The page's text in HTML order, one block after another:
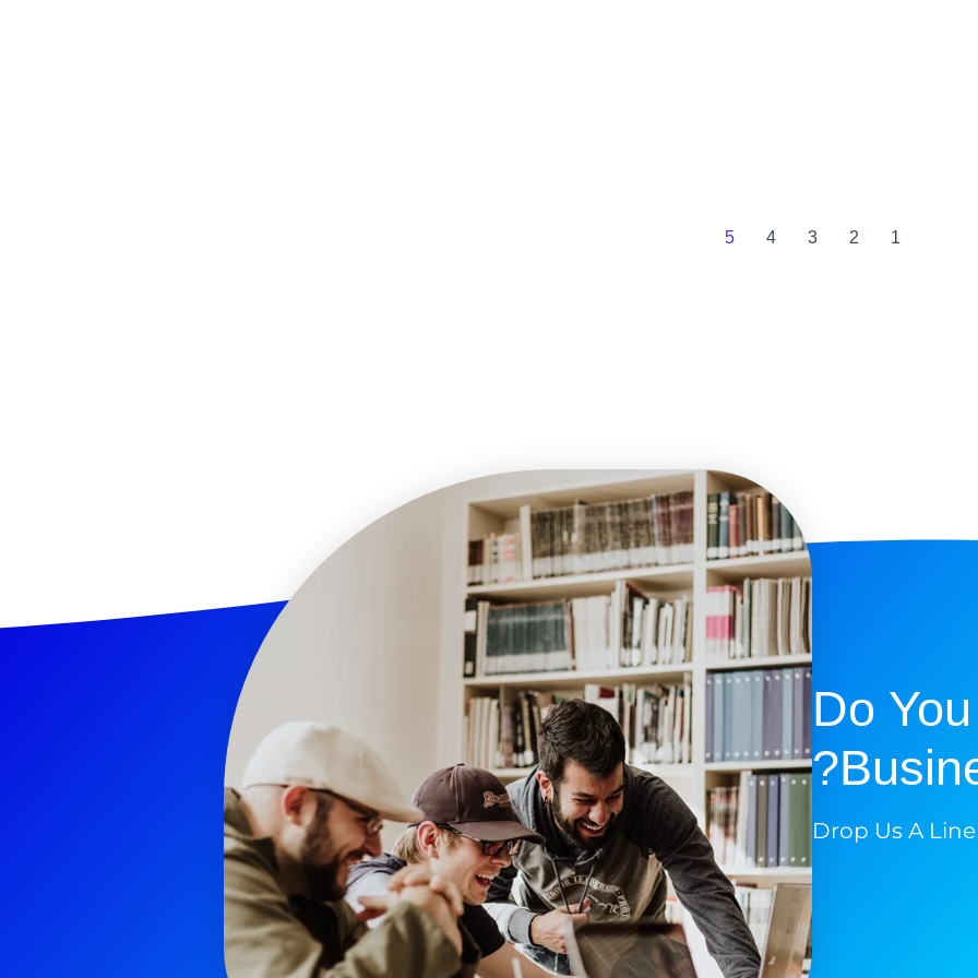
1
2
3
4
5
Do
Drop Us A